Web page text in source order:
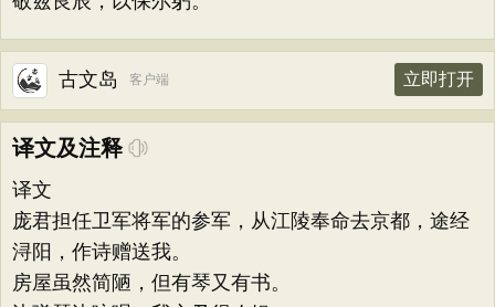
古文岛 客户端 立即打开
译文及注释
译文
庞君担任卫军将军的参军，从江陵奉命去京都，途经
浔阳，作诗赠送我。
房屋虽然简陋，但有琴又有书。